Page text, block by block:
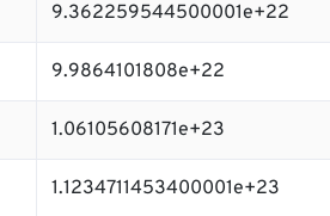
9.362259544500001e+22
9.9864101808e+22
1.06105608171e+23
1.1234711453400001e+23